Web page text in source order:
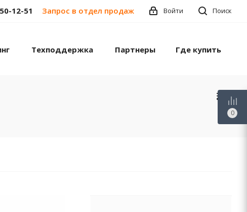
Поиск
Войти
12-51 Запрос в отдел продаж
Техподдержка Партнеры Где купить
0